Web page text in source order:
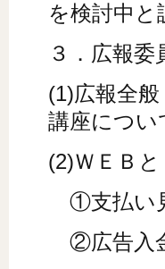
を検討中と
３．広報
(1)広報全
講座につい
(2)ＷＥＢ
①支払い
②広告入